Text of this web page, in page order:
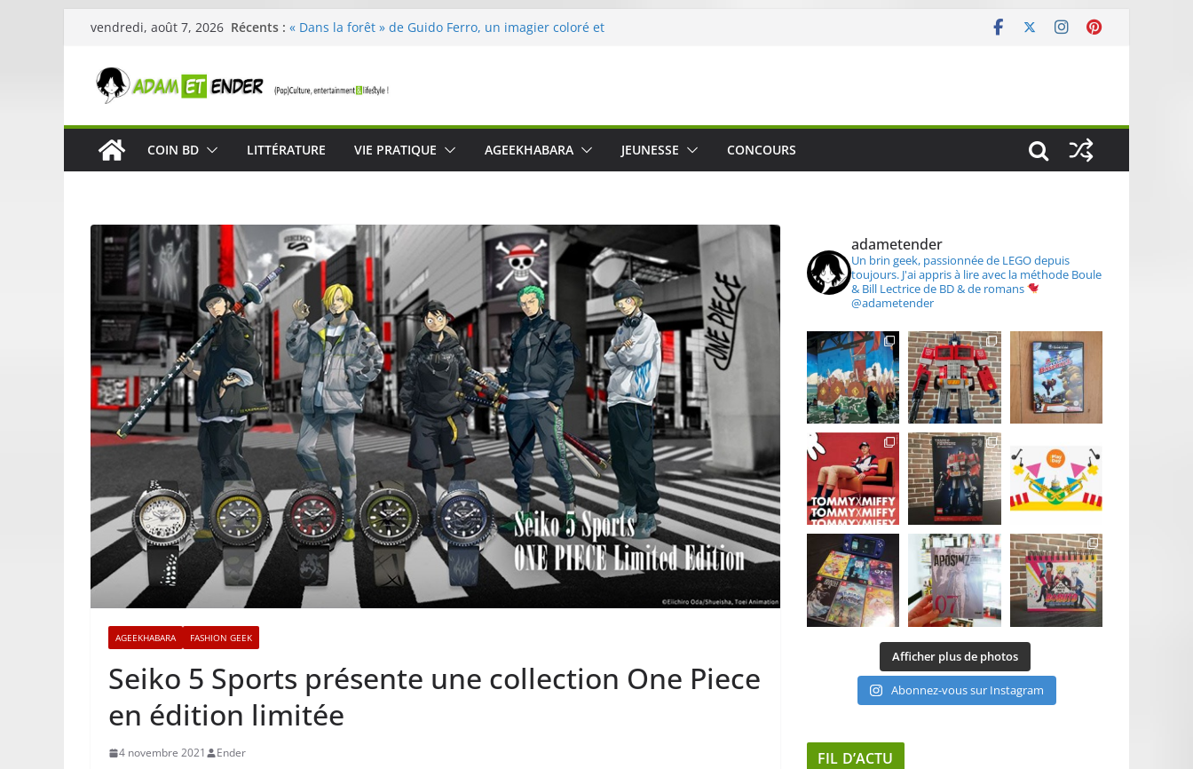
Passer
contenu
vendredi, août 7, 2026 Récents : « Dans la forêt » de Guido Ferro, un imagier coloré et
Célestin en concert : une expérience intime et engagée à
« In The Beginning was The Water », le film concert
néoclassique de Nico Cartosio sur Prime Video le 6 octobre
Skullcandy dévoile le Crusher 540 Active : un casque audio
COIN BD LITTÉRATURE VIE PRATIQUE AGEEKHABARA JEUNESSE CONCOURS
AGEEKHABARA FASHION GEEK
Seiko 5 Sports présente une collection One Piece
en édition limitée
4 novembre 2021 Ender
adametender
Un brin geek, passionnée de LEGO depuis
toujours. J'ai appris à lire avec la méthode Boule
& Bill Lectrice de BD & de romans
@adametender
Afficher plus de photos
Abonnez-vous sur Instagram
FIL D’ACTU